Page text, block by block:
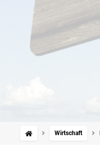
Wirtschaft